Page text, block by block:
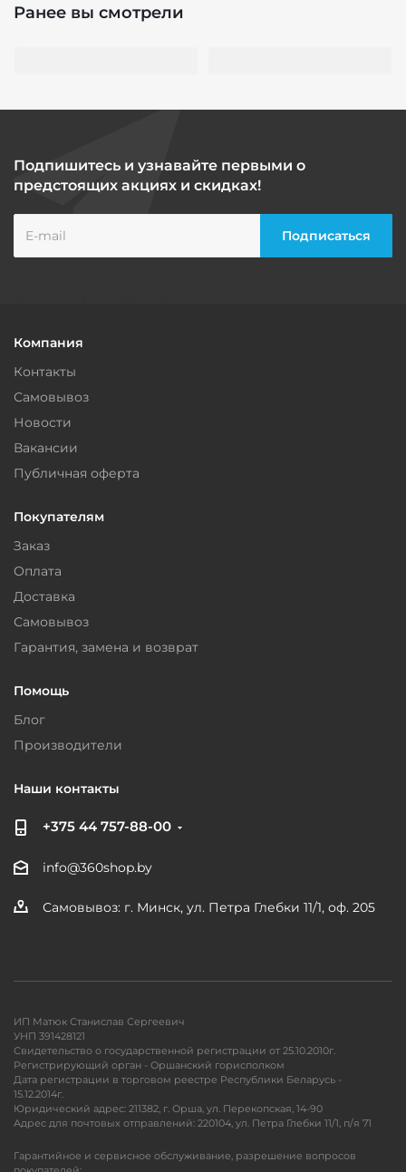
Ранее вы смотрели
Подпишитесь и узнавайте первыми о
предстоящих акциях и скидках!
Компания
Контакты
Самовывоз
Новости
Вакансии
Публичная оферта
Покупателям
Заказ
Оплата
Доставка
Самовывоз
Гарантия, замена и возврат
Помощь
Блог
Производители
Наши контакты
+375 44 757-88-00
info@360shop.by
Самовывоз: г. Минск, ул. Петра Глебки 11/1, оф. 205
ИП Матюк Станислав Сергеевич
УНП 391428121
Свидетельство о государственной регистрации от 25.10.2010г.
Регистрирующий орган - Оршанский горисполком
Дата регистрации в торговом реестре Республики Беларусь -
15.12.2014г.
Юридический адрес: 211382, г. Орша, ул. Перекопская, 14-90
Адрес для почтовых отправлений: 220104, ул. Петра Глебки 11/1, п/я 71
Гарантийное и сервисное обслуживание, разрешение вопросов